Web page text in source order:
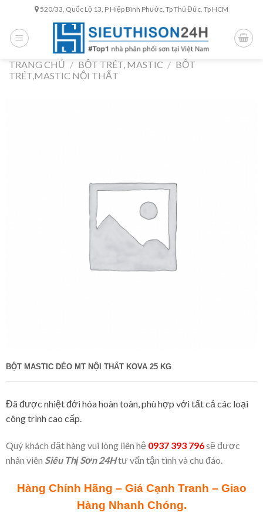
content
520/33, Quốc Lộ 13, P Hiệp Bình Phước, Tp Thủ Đức, Tp HCM
TRANG CHỦ / BỘT TRÉT, MASTIC / BỘT
TRÉT,MASTIC NỘI THẤT
BỘT MASTIC DẺO MT NỘI THẤT KOVA 25 KG
Đã được nhiệt đới hóa hoàn toàn, phù hợp với tất cả các loại
công trình cao cấp.
Quý khách đặt hàng vui lòng liên hệ 0937 393 796sẽ được
nhân viên Siêu Thị Sơn 24Htư vấn tận tình và chu đáo.
Hàng Chính Hãng – Giá Cạnh Tranh – Giao
Hàng Nhanh Chóng.